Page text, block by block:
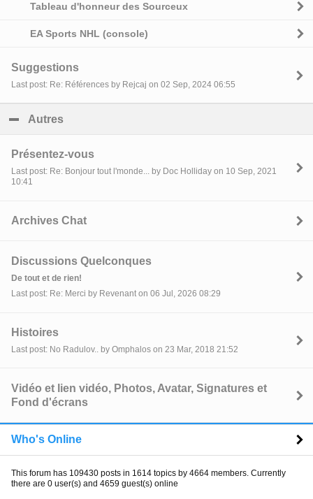
Tableau d'honneur des Sourceux
EA Sports NHL (console)
Suggestions
Last post: Re: Références by Rejcaj on 02 Sep, 2024 06:55
Autres
Présentez-vous
Last post: Re: Bonjour tout l'monde... by Doc Holliday on 10 Sep, 2021
10:41
Archives Chat
Discussions Quelconques
De tout et de rien!
Last post: Re: Merci by Revenant on 06 Jul, 2026 08:29
Histoires
Last post: No Radulov.. by Omphalos on 23 Mar, 2018 21:52
Vidéo et lien vidéo, Photos, Avatar, Signatures et
Fond d'écrans
Who's Online
This forum has 109430 posts in 1614 topics by 4664 members. Currently
there are 0 user(s) and 4659 guest(s) online